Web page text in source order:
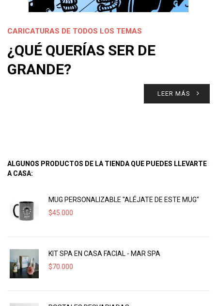
CARICATURAS DE TODOS LOS TEMAS
¿QUÉ QUERÍAS SER DE
GRANDE?
LEER MÁS
ALGUNOS PRODUCTOS DE LA TIENDA QUE PUEDES LLEVARTE
A CASA:
MUG PERSONALIZABLE "ALÉJATE DE ESTE MUG"
$45.000
KIT SPA EN CASA FACIAL - MAR SPA
$70.000